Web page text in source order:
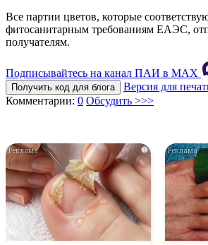
Все партии цветов, которые
фитосанитарным требованиям ЕАЭС,
получателям.
Подписывайтесь на канал ПАИ в MAХ
Получить код для блога
Версия для
Комментарии: 0 Обсудить >>>
i